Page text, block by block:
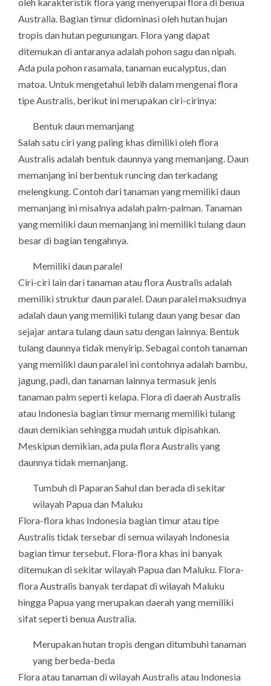
Australia. Bagian timur didominasi oleh hutan hujan
tropis dan hutan pegunungan. Flora yang dapat
ditemukan di antaranya adalah pohon sagu dan nipah.
Ada pula pohon rasamala, tanaman eucalyptus, dan
matoa. Untuk mengetahui lebih dalam mengenai flora
tipe Australis, berikut ini merupakan ciri-cirinya:
Bentuk daun memanjang
Salah satu ciri yang paling khas dimiliki oleh flora
Australis adalah bentuk daunnya yang memanjang. Daun
memanjang ini berbentuk runcing dan terkadang
melengkung. Contoh dari tanaman yang memiliki daun
memanjang ini misalnya adalah palm-palman. Tanaman
yang memiliki daun memanjang ini memiliki tulang daun
besar di bagian tengahnya.
Memiliki daun paralel
Ciri-ciri lain dari tanaman atau flora Australis adalah
memiliki struktur daun paralel. Daun paralel maksudnya
adalah daun yang memiliki tulang daun yang besar dan
sejajar antara tulang daun satu dengan lainnya. Bentuk
tulang daunnya tidak menyirip. Sebagai contoh tanaman
yang memiliki daun paralel ini contohnya adalah bambu,
jagung, padi, dan tanaman lainnya termasuk jenis
tanaman palm seperti kelapa. Flora di daerah Australis
atau Indonesia bagian timur memang memiliki tulang
daun demikian sehingga mudah untuk dipisahkan.
Meskipun demikian, ada pula flora Australis yang
daunnya tidak memanjang.
Tumbuh di Paparan Sahul dan berada di sekitar
wilayah Papua dan Maluku
Flora-flora khas Indonesia bagian timur atau tipe
Australis tidak tersebar di semua wilayah Indonesia
bagian timur tersebut. Flora-flora khas ini banyak
ditemukan di sekitar wilayah Papua dan Maluku. Flora-
flora Australis banyak terdapat di wilayah Maluku
hingga Papua yang merupakan daerah yang memiliki
sifat seperti benua Australia.
Merupakan hutan tropis dengan ditumbuhi tanaman
yang berbeda-beda
Flora atau tanaman di wilayah Australis atau Indonesia